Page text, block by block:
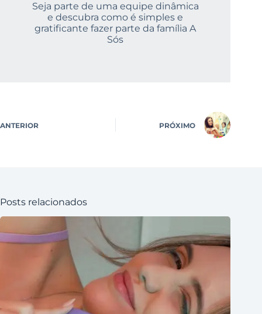
Seja parte de uma equipe dinâmica
e descubra como é simples e
gratificante fazer parte da família A
Sós
ANTERIOR PRÓXIMO
Posts relacionados